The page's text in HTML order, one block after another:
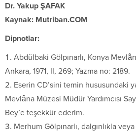
Dr. Yakup ŞAFAK
Kaynak: Mutriban.COM
Dipnotlar:
Abdülbaki Gölpınarlı, Konya
Ankara, 1971, II, 269; Yazma no: 2189.
Eserin CD’sini temin hususundaki
Mevlâna Müzesi Müdür Yardımcısı
Bey’e teşekkür ederim.
Merhum Gölpınarlı, dalgınlıkla